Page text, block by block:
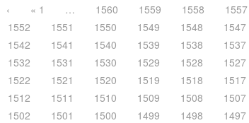
‹ « 1 … 1560 1559 1558 1557
1552
1551 1550 1549 1548 1547
1542
1541 1540 1539 1538 1537
1532
1531 1530 1529 1528 1527
1522
1521 1520 1519 1518 1517
1512
1511 1510 1509 1508 1507
1502
1501 1500 1499 1498 1497